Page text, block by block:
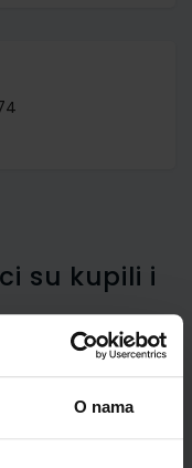
O nama
su kupili i